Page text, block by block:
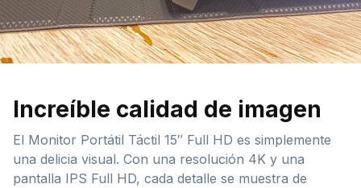
Increíble calidad de imagen
El Monitor Portátil Táctil 15″ Full HD es simplemente
una delicia visual. Con una resolución 4K y una
pantalla IPS Full HD, cada detalle se muestra de